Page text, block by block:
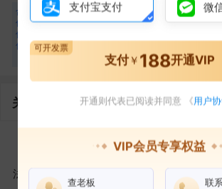
合
作
伙
伴
李 李建设
合作1次
岳西县李塆劳务服务队
（普通合伙）
方 方月娥
岳西县李塆劳务服务队
（普通合伙）
关联企业
法定代表人
2
支付宝支付 微
支付￥ 188开通VIP
可开发票
开通则代表已阅读并同意 《用户
VIP会员专享权益
查老板 联